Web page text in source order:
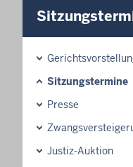
Sitzungstermine
Presse
Justiz-Auktion